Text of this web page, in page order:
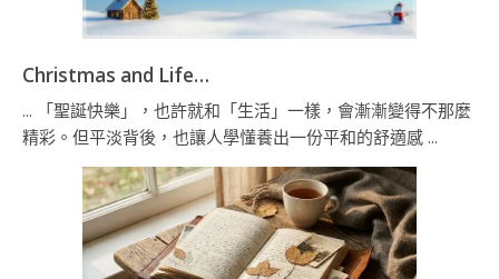
Christmas and Life…
... 「聖誕快樂」，也許就和「生活」一樣，會漸漸變得不那麼
精彩。但平淡背後，也讓人學懂養出一份平和的舒適感 ...